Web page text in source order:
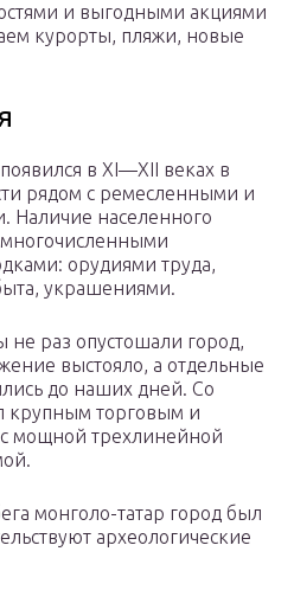
и выгодными акциями
курорты, пляжи, новые
в XI—XII веках в
рядом с ремесленными и
Наличие населенного
многочисленными
орудиями труда,
украшениями.
раз опустошали город,
выстояло, а отдельные
до наших дней. Со
крупным торговым и
мощной трехлинейной
монголо-татар город был
археологические